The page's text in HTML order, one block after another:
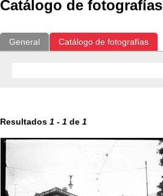
Catálogo de fotografías
General Catálogo de fotografías
Resultados 1 - 1 de 1